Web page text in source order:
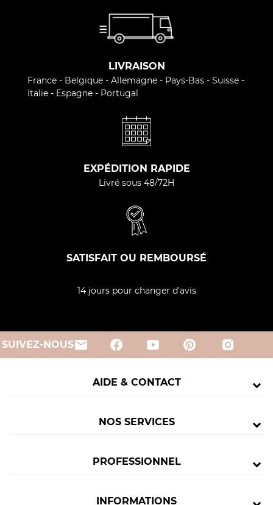
LIVRAISON
France - Belgique - Allemagne - Pays-Bas - Suisse -
Italie - Espagne - Portugal
EXPÉDITION RAPIDE
Livré sous 48/72H
SATISFAIT OU REMBOURSÉ
14 jours pour changer d'avis
SUIVEZ-NOUSemail
AIDE & CONTACT
NOS SERVICES
PROFESSIONNEL
INFORMATIONS